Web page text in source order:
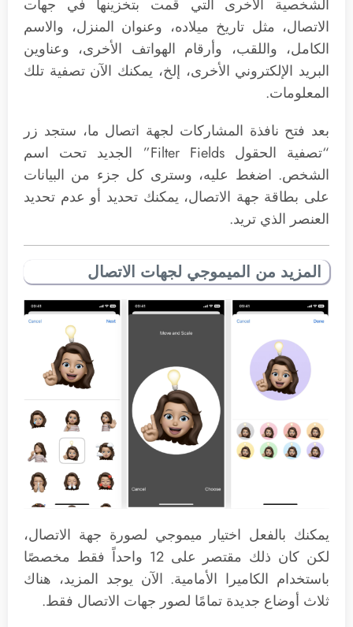
الشخصية الأخرى التي قمت بتخزينها في جهات
الاتصال، مثل تاريخ ميلاده، وعنوان المنزل، والاسم
الكامل، واللقب، وأرقام الهواتف الأخرى، وعناوين
البريد الإلكتروني الأخرى، إلخ، يمكنك الآن تصفية تلك
المعلومات.
بعد فتح نافذة المشاركات لجهة اتصال ما، ستجد زر
“تصفية الحقول Filter Fields” الجديد تحت اسم
الشخص. اضغط عليه، وسترى كل جزء من البيانات
على بطاقة جهة الاتصال، يمكنك تحديد أو عدم تحديد
العنصر الذي تريد.
المزيد من الميموجي لجهات الاتصال
يمكنك بالفعل اختيار ميموجي لصورة جهة الاتصال،
لكن كان ذلك مقتصر على 12 واحداً فقط مخصصًا
باستخدام الكاميرا الأمامية. الآن يوجد المزيد، هناك
ثلاث أوضاع جديدة تمامًا لصور جهات الاتصال فقط.